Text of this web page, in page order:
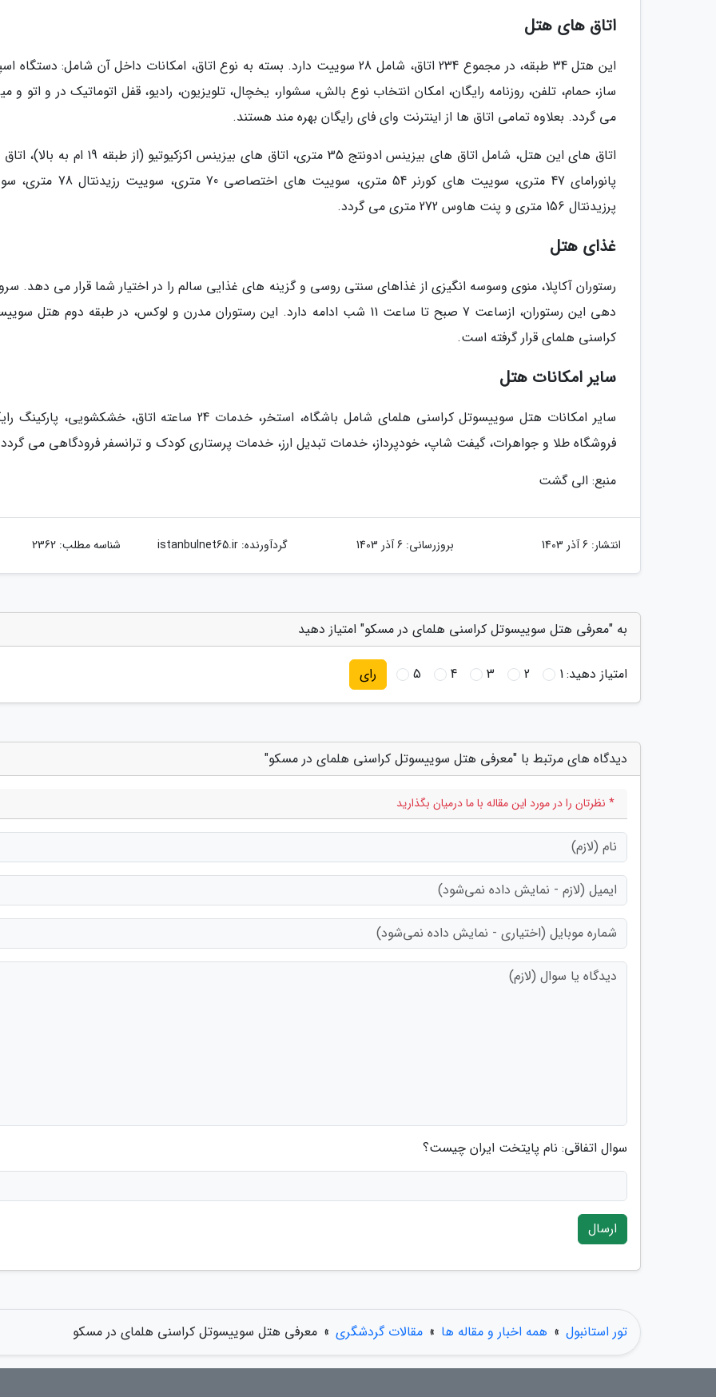
اتاق های هتل
این هتل 34 طبقه، در مجموع 234 اتاق، شامل 28 سوییت دارد. بسته به نوع اتاق، امکانات داخل آن شامل:
ساز، حمام، تلفن، روزنامه رایگان، امکان انتخاب نوع بالش، سشوار، یخچال، تلویزیون، رادیو، قفل اتوماتیک در و اتو و
می گردد. بعلاوه تمامی اتاق ها از اینترنت وای فای رایگان بهره مند هستند.
اتاق های این هتل، شامل اتاق های بیزینس ادونتج 35 متری، اتاق های بیزینس اکزکیوتیو (از
پانورامای 47 متری، سوییت های کورنر 54 متری، سوییت های اختصاصی 70
پرزیدنتال 156 متری و پنت هاوس 272 متری می گردد.
غذای هتل
رستوران آکاپلا، منوی وسوسه انگیزی از غذاهای سنتی روسی و گزینه های غذایی سالم را در اختیار شما قرار می دهد.
دهی این رستوران، ازساعت 7 صبح تا ساعت 11 شب ادامه دارد. این رستوران مدرن و لوکس، در طبقه دوم هتل
کراسنی هلمای قرار گرفته است.
سایر امکانات هتل
سایر امکانات هتل سوییسوتل کراسنی هلمای شامل باشگاه، استخر، خدمات 24 ساعته اتاق، خشکشویی،
فروشگاه طلا و جواهرات، گیفت شاپ، خودپرداز، خدمات تبدیل ارز، خدمات پرستاری کودک و ترانسفر فرودگاهی می
منبع: الی گشت
انتشار: 6 آذر 1403 بروزرسانی: 6 آذر 1403 گردآورنده:istanbulnet65.ir شناسه مطلب: 2362
به "معرفی هتل سوییسوتل کراسنی هلمای در مسکو" امتیاز دهید
امتیاز دهید:1
2
3
4
5 رای
دیدگاه های مرتبط با "معرفی هتل سوییسوتل کراسنی هلمای در مسکو"
* نظرتان را در مورد این مقاله با ما درمیان بگذارید
سوال اتفاقی: نام پایتخت ایران چیست؟
ارسال
تور استانبول » همه اخبار و مقاله ها » مقالات گردشگری » معرفی هتل سوییسوتل کراسنی هلمای در مسکو